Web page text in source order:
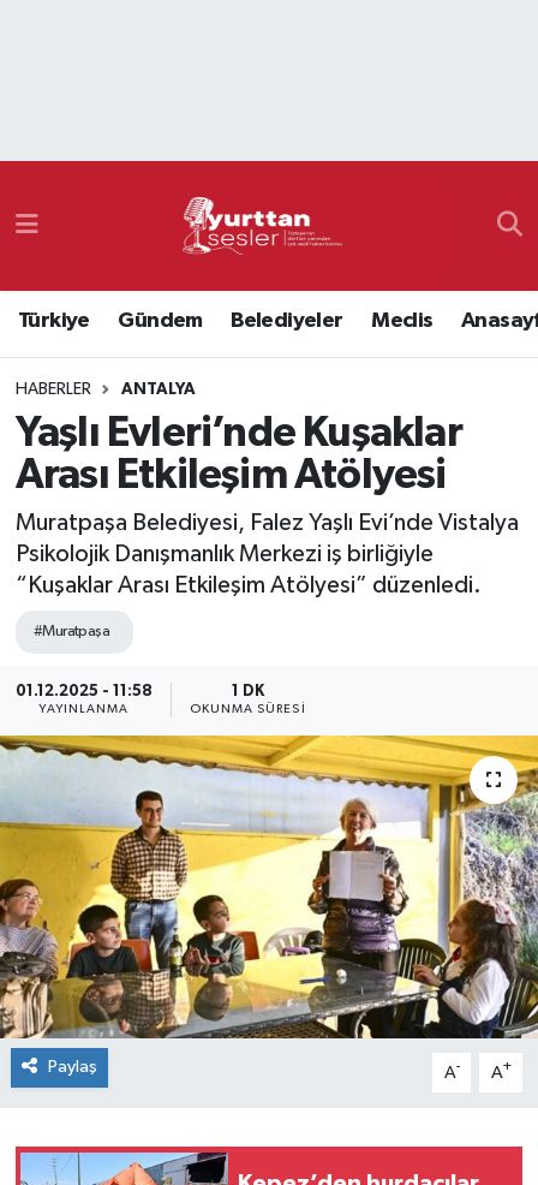
Türkiye Gündem Belediyeler Meclis
HABERLER ANTALYA
Yaşlı Evleri’nde Kuşaklar
Arası Etkileşim Atölyesi
Muratpaşa Belediyesi, Falez Yaşlı Evi’nde Vistalya
Psikolojik Danışmanlık Merkezi iş birliğiyle
“Kuşaklar Arası Etkileşim Atölyesi” düzenledi.
#Muratpaşa
01.12.2025 - 11:58
YAYINLANMA
1 DK
OKUNMA SÜRESI
Paylaş A- A+
Namaz Vakitleri
Süper Lig Puan Durumu ve Fikstür
Tüm Manşetler
Son Dakika Haberleri
Haber Arşivi